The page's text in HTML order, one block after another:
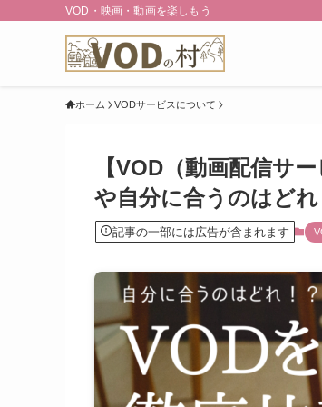
VOD・映画・動画を楽しもう
ホーム VODサービスについて
【VOD（動画配信サ
や自分に合うのはどれ
記事の一部には広告が含まれます